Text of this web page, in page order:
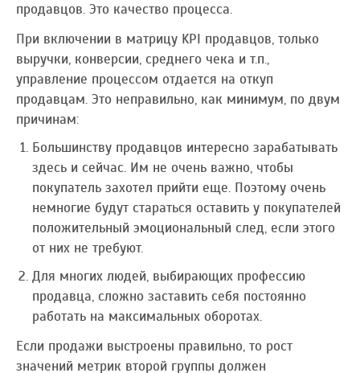
продавцов. Это качество процесса.
При включении в матрицу KPI продавцов, только
выручки, конверсии, среднего чека и т.п.,
управление процессом отдается на откуп
продавцам. Это неправильно, как минимум, по двум
причинам:
Большинству продавцов интересно зарабатывать
здесь и сейчас. Им не очень важно, чтобы
покупатель захотел прийти еще. Поэтому очень
немногие будут стараться оставить у покупателей
положительный эмоциональный след, если этого
от них не требуют.
Для многих людей, выбирающих профессию
продавца, сложно заставить себя постоянно
работать на максимальных оборотах.
Если продажи выстроены правильно, то рост
значений метрик второй группы должен